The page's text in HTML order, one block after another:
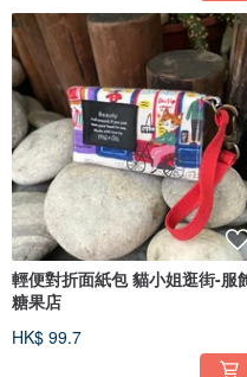
輕便對折面紙包 貓小姐逛街-服
糖果店
HK$ 99.7